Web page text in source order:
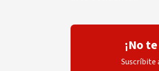
¡No
Suscríbite